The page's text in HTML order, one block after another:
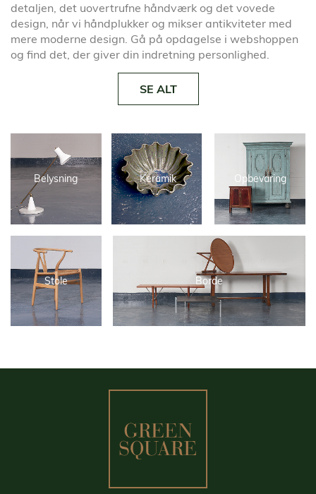
Belysning Keramik Opbevaring
Stole Borde
detaljen, det uovertrufne håndværk og det vovede
design, når vi håndplukker og mikser antikviteter med
mere moderne design. Gå på opdagelse i webshoppen
og find det, der giver din indretning personlighed.
SE ALT